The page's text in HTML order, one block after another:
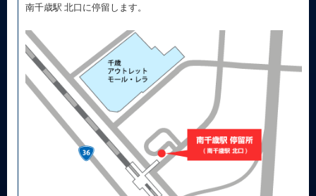
南千歳駅 北口に停留します。